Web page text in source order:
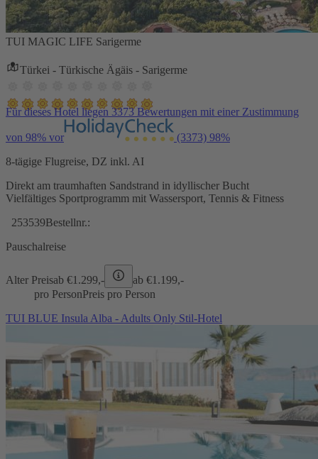
TUI MAGIC LIFE Sarigerme
Türkei - Türkische Ägäis - Sarigerme
Für dieses Hotel liegen 3373 Bewertungen mit einer Zustimmung
von 98% vor (3373) 98%
8-tägige Flugreise, DZ inkl. AI
Direkt am traumhaften Sandstrand in idyllischer Bucht
Vielfältiges Sportprogramm mit Wassersport, Tennis & Fitness
253539Bestellnr.:
Pauschalreise
Alter Preisab €1.299,- ab €1.199,-
pro PersonPreis pro Person
TUI BLUE Insula Alba - Adults Only Stil-Hotel